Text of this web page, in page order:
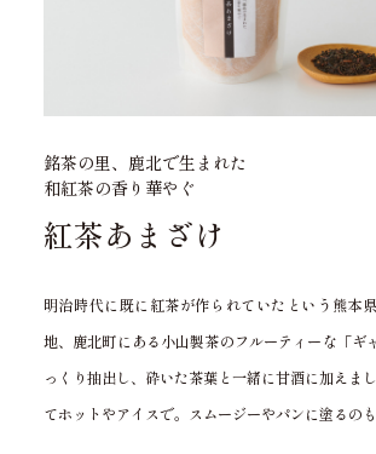
銘茶の里、鹿北で生まれた
和紅茶の香り華やぐ
紅茶あまざけ
明治時代に既に紅茶が作られていたという熊本
地、鹿北町にある小山製茶のフルーティーな「ギ
っくり抽出し、砕いた茶葉と一緒に甘酒に加えま
てホットやアイスで。スムージーやパンに塗るのも